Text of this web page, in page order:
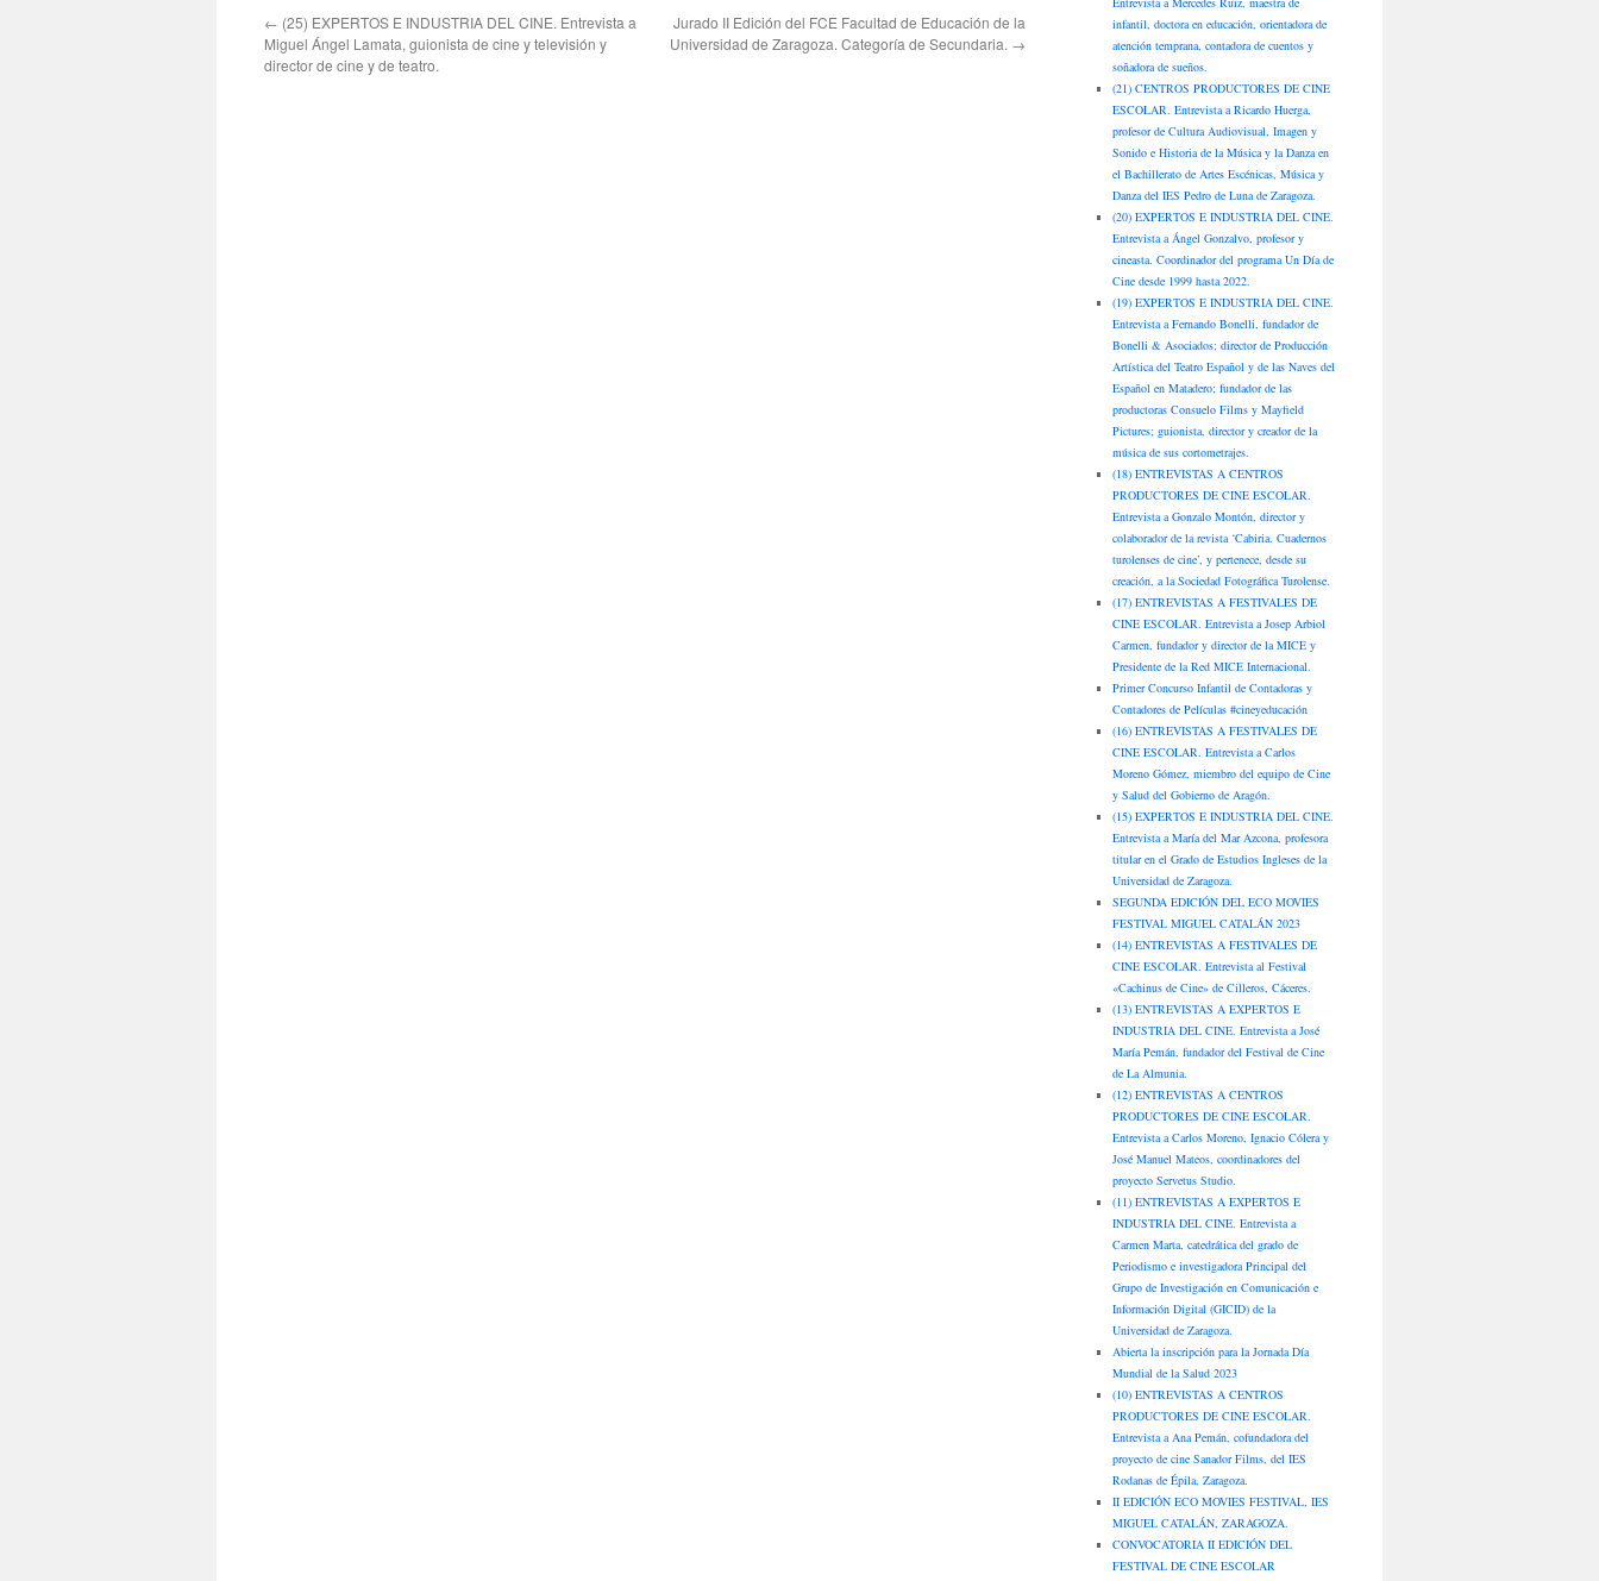
← (25) EXPERTOS E INDUSTRIA DEL CINE. Entrevista a
Miguel Ángel Lamata, guionista de cine y televisión y
director de cine y de teatro.
Jurado II Edición del FCE Facultad de Educación de la
Universidad de Zaragoza. Categoría de Secundaria. →
infantil, doctora en educación, orientadora de
atención temprana, contadora de cuentos y
soñadora de sueños.
(21) CENTROS PRODUCTORES DE CINE
ESCOLAR. Entrevista a Ricardo Huerga,
profesor de Cultura Audiovisual, Imagen y
Sonido e Historia de la Música y la Danza en
el Bachillerato de Artes Escénicas, Música y
Danza del IES Pedro de Luna de Zaragoza.
(20) EXPERTOS E INDUSTRIA DEL CINE.
Entrevista a Ángel Gonzalvo, profesor y
cineasta. Coordinador del programa Un Día de
Cine desde 1999 hasta 2022.
(19) EXPERTOS E INDUSTRIA DEL CINE.
Entrevista a Fernando Bonelli, fundador de
Bonelli & Asociados; director de Producción
Artística del Teatro Español y de las Naves del
Español en Matadero; fundador de las
productoras Consuelo Films y Mayfield
Pictures; guionista, director y creador de la
música de sus cortometrajes.
(18) ENTREVISTAS A CENTROS
PRODUCTORES DE CINE ESCOLAR.
Entrevista a Gonzalo Montón, director y
colaborador de la revista ‘Cabiria. Cuadernos
turolenses de cine’, y pertenece, desde su
creación, a la Sociedad Fotográfica Turolense.
(17) ENTREVISTAS A FESTIVALES DE
CINE ESCOLAR. Entrevista a Josep Arbiol
Carmen, fundador y director de la MICE y
Presidente de la Red MICE Internacional.
Primer Concurso Infantil de Contadoras y
Contadores de Películas #cineyeducación
(16) ENTREVISTAS A FESTIVALES DE
CINE ESCOLAR. Entrevista a Carlos
Moreno Gómez, miembro del equipo de Cine
y Salud del Gobierno de Aragón.
(15) EXPERTOS E INDUSTRIA DEL CINE.
Entrevista a María del Mar Azcona, profesora
titular en el Grado de Estudios Ingleses de la
Universidad de Zaragoza.
SEGUNDA EDICIÓN DEL ECO MOVIES
FESTIVAL MIGUEL CATALÁN 2023
(14) ENTREVISTAS A FESTIVALES DE
CINE ESCOLAR. Entrevista al Festival
«Cachinus de Cine» de Cilleros, Cáceres.
(13) ENTREVISTAS A EXPERTOS E
INDUSTRIA DEL CINE. Entrevista a José
María Pemán, fundador del Festival de Cine
de La Almunia.
(12) ENTREVISTAS A CENTROS
PRODUCTORES DE CINE ESCOLAR.
Entrevista a Carlos Moreno, Ignacio Cólera y
José Manuel Mateos, coordinadores del
proyecto Servetus Studio.
(11) ENTREVISTAS A EXPERTOS E
INDUSTRIA DEL CINE. Entrevista a
Carmen Marta, catedrática del grado de
Periodismo e investigadora Principal del
Grupo de Investigación en Comunicación e
Información Digital (GICID) de la
Universidad de Zaragoza.
Abierta la inscripción para la Jornada Día
Mundial de la Salud 2023
(10) ENTREVISTAS A CENTROS
PRODUCTORES DE CINE ESCOLAR.
Entrevista a Ana Pemán, cofundadora del
proyecto de cine Sanador Films, del IES
Rodanas de Épila, Zaragoza.
II EDICIÓN ECO MOVIES FESTIVAL, IES
MIGUEL CATALÁN, ZARAGOZA.
CONVOCATORIA II EDICIÓN DEL
FESTIVAL DE CINE ESCOLAR